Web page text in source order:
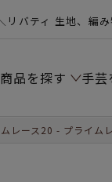
リバティ 生地、編
商品を探す 手芸
レース20 プライム